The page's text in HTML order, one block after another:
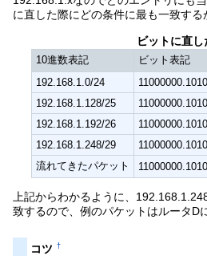
に直した際にどの条件に最も一致する
ビットに直し
10進数表記
ビット表記
192.168.1.0/24
192.168.1.128/25
192.168.1.192/26
192.168.1.248/29
流れてきたパケット
上記からわかるように、
致するので、例のパケットはルータD
コツ †